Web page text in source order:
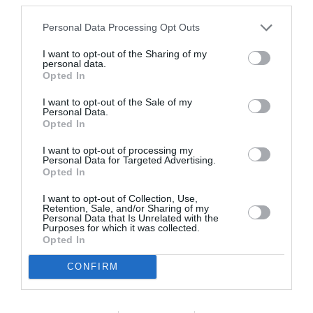
Personal Data Processing Opt Outs
I want to opt-out of the Sharing of my
personal data.
Opted In
I want to opt-out of the Sale of my
Personal Data.
Opted In
I want to opt-out of processing my
Personal Data for Targeted Advertising.
Opted In
I want to opt-out of Collection, Use,
Retention, Sale, and/or Sharing of my
Personal Data that Is Unrelated with the
Purposes for which it was collected.
Opted In
CONFIRM
Ταυτότητα
Ακολουθήστε το Culturenow.gr στο
μάθετε πρώτοι όλες τις ειδήσεις
Δείτε όλα τατελευταία νέα
Πολιτισμό στο
Culturenow.gr
Νέοι Διαγωνισμοί❯
ΓΙΑΝΝΗΣ ΜΑΥΡΙΤΣΑΚΗΣ
ΔΡΑΜΑ - ΚΟΙΝΩΝΙΚΟ - ΣΥΓΧΡΟΝΟ